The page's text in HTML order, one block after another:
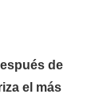
de
el más